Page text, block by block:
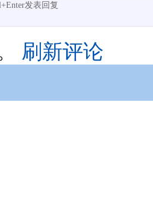
发表回复
刷新评论